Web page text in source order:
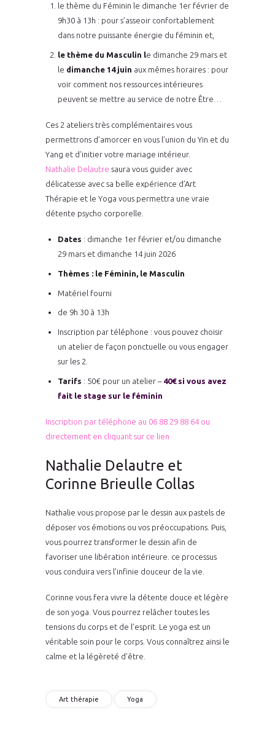
le thème du Féminin le dimanche 1er février de
9h30 à 13h : pour s’asseoir confortablement
dans notre puissante énergie du féminin et,
le thème du Masculin le dimanche 29 mars et
le dimanche 14 juin aux mêmes horaires : pour
voir comment nos ressources intérieures
peuvent se mettre au service de notre Être…
Ces 2 ateliers très complémentaires vous
permettrons d’amorcer en vous l’union du Yin et du
Yang et d’initier votre mariage intérieur.
Nathalie Delautre saura vous guider avec
délicatesse avec sa belle expérience d’Art
Thérapie et le Yoga vous permettra une vraie
détente psycho corporelle.
Dates : dimanche 1er février et/ou dimanche
29 mars et dimanche 14 juin 2026
Thèmes : le Féminin, le Masculin
Matériel fourni
de 9h 30 à 13h
Inscription par téléphone : vous pouvez choisir
un atelier de façon ponctuelle ou vous engager
sur les 2.
Tarifs : 50€ pour un atelier – 40€ si vous avez
fait le stage sur le féminin
Inscription par téléphone au 06 88 29 88 64 ou
directement en cliquant sur ce lien
Nathalie Delautre et
Corinne Brieulle Collas
Nathalie vous propose par le dessin aux pastels de
déposer vos émotions ou vos préoccupations. Puis,
vous pourrez transformer le dessin afin de
favoriser une libération intérieure. ce processus
vous conduira vers l’infinie douceur de la vie.
Corinne vous fera vivre la détente douce et légère
de son yoga. Vous pourrez relâcher toutes les
tensions du corps et de l’esprit. Le yoga est un
véritable soin pour le corps. Vous connaîtrez ainsi le
calme et la légèreté d’être.
Art thérapie Yoga